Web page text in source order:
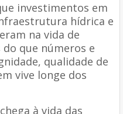
investimentos em
hídrica e
na vida de
que números e
qualidade de
vive longe dos
à vida das